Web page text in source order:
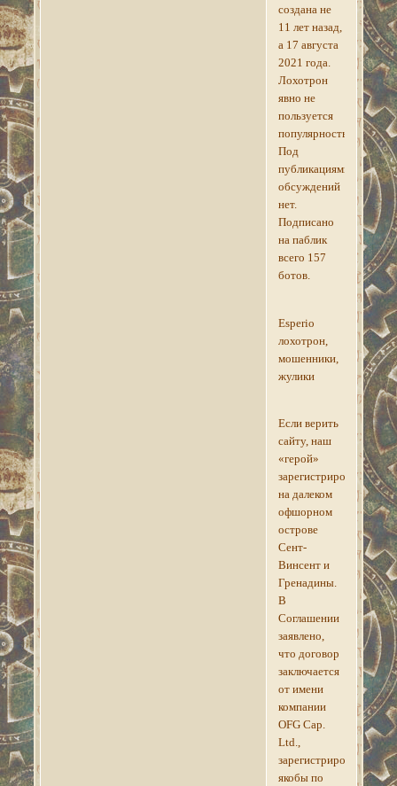
создана не
11 лет назад,
а 17 августа
2021 года.
Лохотрон
явно не
пользуется
популярностью.
Под
публикациями
обсуждений
нет.
Подписано
на паблик
всего 157
ботов.
Esperio
лохотрон,
мошенники,
жулики
Если верить
сайту, наш
«герой»
зарегистрирован
на далеком
офшорном
острове
Сент-
Винсент и
Гренадины.
В
Соглашении
заявлено,
что договор
заключается
от имени
компании
OFG Cap.
Ltd.,
зарегистрированной
якобы по